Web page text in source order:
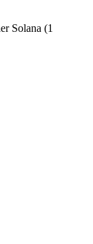
Solana (1